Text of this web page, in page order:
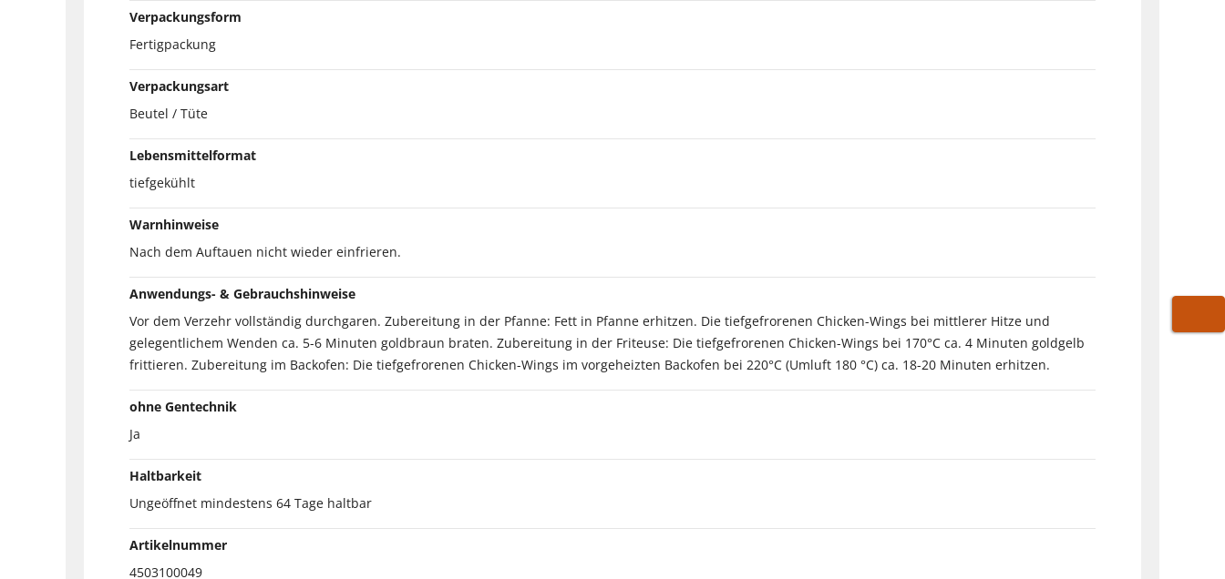
Verpackungsform
Fertigpackung
Verpackungsart
Beutel / Tüte
Lebensmittelformat
tiefgekühlt
Warnhinweise
Nach dem Auftauen nicht wieder einfrieren.
Anwendungs- & Gebrauchshinweise
Vor dem Verzehr vollständig durchgaren. Zubereitung in der Pfanne: Fett in Pfanne erhitzen. Die tiefgefrorenen Chicken-Wings bei mittlerer Hitze und
gelegentlichem Wenden ca. 5-6 Minuten goldbraun braten. Zubereitung in der Friteuse: Die tiefgefrorenen Chicken-Wings bei 170°C ca. 4 Minuten goldgelb
frittieren. Zubereitung im Backofen: Die tiefgefrorenen Chicken-Wings im vorgeheizten Backofen bei 220°C (Umluft 180 °C) ca. 18-20 Minuten erhitzen.
ohne Gentechnik
Ja
Haltbarkeit
Ungeöffnet mindestens 64 Tage haltbar
Artikelnummer
4503100049